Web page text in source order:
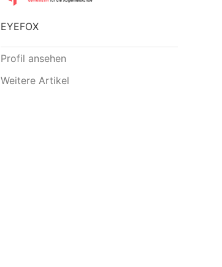
EYEFOX
Profil ansehen
Weitere Artikel